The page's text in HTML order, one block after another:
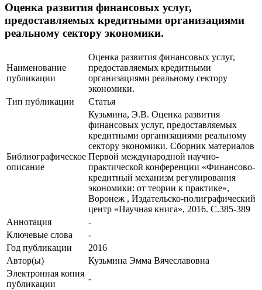
Оценка развития финансовых услуг,
предоставляемых кредитными организациями
реальному сектору экономики.
Наименование
публикации
Оценка развития финансовых услуг,
предоставляемых кредитными
организациями реальному сектору
экономики.
Тип публикации
Статья
Библиографическое
описание
Кузьмина, Э.В. Оценка развития
финансовых услуг, предоставляемых
кредитными организациями реальному
сектору экономики. Сборник материалов
Первой международной научно-
практической конференции «Финансово-
кредитный механизм регулирования
экономики: от теории к практике»,
Воронеж , Издательско-полиграфический
центр «Научная книга», 2016. С.385-389
Аннотация
-
Ключевые cлова
-
Год публикации
2016
Автор(ы)
Кузьмина Эмма Вячеславовна
Электронная копия
публикации
-